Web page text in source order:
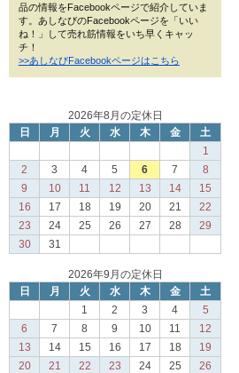
品の情報をFacebookページで紹介していま
す。あしなびのFacebookページを「いい
ね！」して売れ筋情報をいち早くキャッ
チ！
>>あしなびFacebookページはこちら
2026年8月の定休日
日
月 火 水 木 金
土
1
2
3 4 5 6 7
8
9
10 11 12 13 14
15
16
17 18 19 20 21
22
23
24 25 26 27 28
29
30
31
2026年9月の定休日
日
月 火 水 木 金
土
1
2 3 4
5
6
7 8 9 10 11
12
13
14 15 16 17 18
19
20
21 22 23 24 25
26